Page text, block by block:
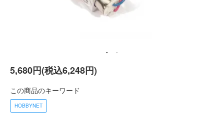
5,680円(税込6,248円)
この商品のキーワード
HOBBYNET